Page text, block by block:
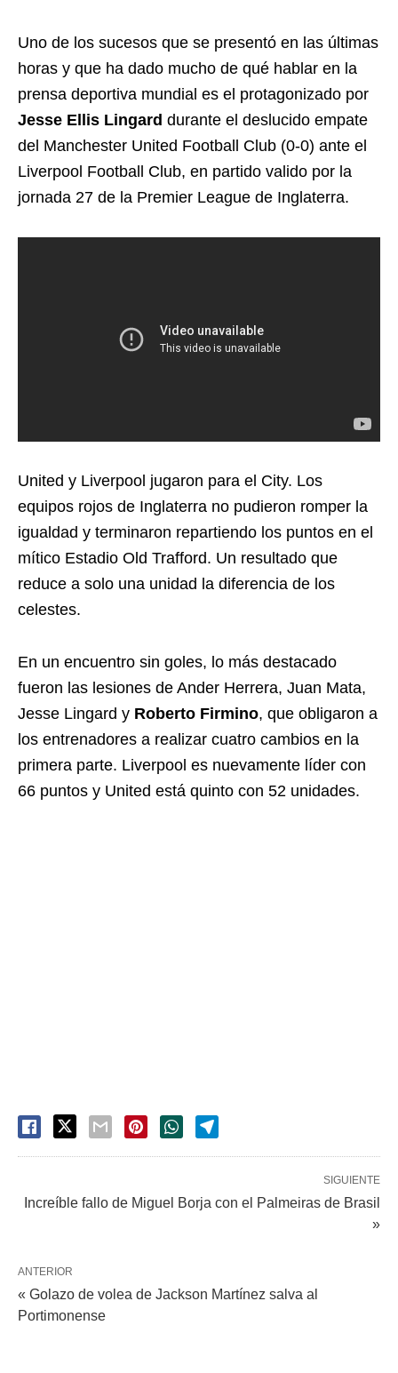
Uno de los sucesos que se presentó en las últimas
horas y que ha dado mucho de qué hablar en la
prensa deportiva mundial es el protagonizado por
Jesse Ellis Lingard durante el deslucido empate
del Manchester United Football Club (0-0) ante el
Liverpool Football Club, en partido valido por la
jornada 27 de la Premier League de Inglaterra.
United y Liverpool jugaron para el City. Los
equipos rojos de Inglaterra no pudieron romper la
igualdad y terminaron repartiendo los puntos en el
mítico Estadio Old Trafford. Un resultado que
reduce a solo una unidad la diferencia de los
celestes.
En un encuentro sin goles, lo más destacado
fueron las lesiones de Ander Herrera, Juan Mata,
Jesse Lingard y Roberto Firmino, que obligaron a
los entrenadores a realizar cuatro cambios en la
primera parte. Liverpool es nuevamente líder con
66 puntos y United está quinto con 52 unidades.
SIGUIENTE
Increíble fallo de Miguel Borja con el Palmeiras de Brasil
»
ANTERIOR
« Golazo de volea de Jackson Martínez salva al
Portimonense